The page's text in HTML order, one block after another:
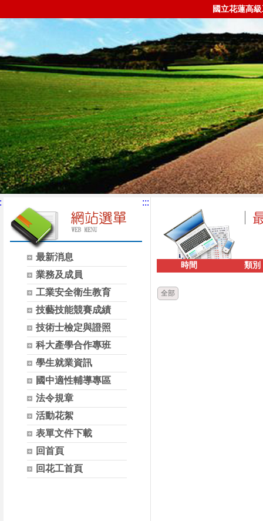
國立花蓮高
最新消息
業務及成員
工業安全衛生教育
技藝技能競賽成績
技術士檢定與證照
科大產學合作專班
學生就業資訊
國中適性輔導專區
法令規章
活動花絮
表單文件下載
回首頁
回花工首頁
:::
時間 類別
全部